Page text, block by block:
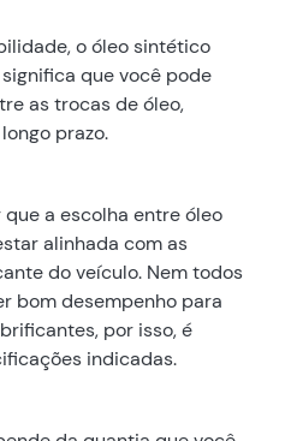
o óleo sintético
que você pode
as trocas de óleo,
prazo.
a escolha entre óleo
alinhada com as
do veículo. Nem todos
bom desempenho para
por isso, é
indicadas.